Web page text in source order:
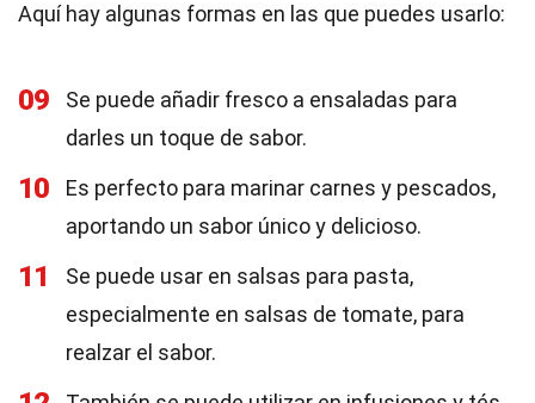
Aquí hay algunas formas en las que puedes usarlo:
09
Se puede añadir fresco a ensaladas para
darles un toque de sabor.
10
Es perfecto para marinar carnes y pescados,
aportando un sabor único y delicioso.
11
Se puede usar en salsas para pasta,
especialmente en salsas de tomate, para
realzar el sabor.